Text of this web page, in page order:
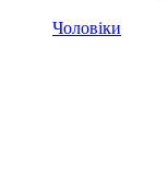
Чоловіки